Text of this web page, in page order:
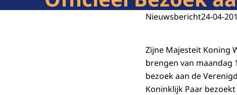
Nieuwsbericht24-04-
Zijne Majesteit Koning
brengen van maandag
bezoek aan de
Koninklijk Paar